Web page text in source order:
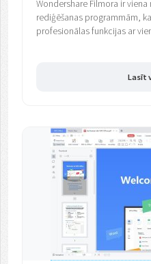
Wondershare Filmora ir
rediģēšanas programmām,
profesionālas funkcijas ar
Lasīt